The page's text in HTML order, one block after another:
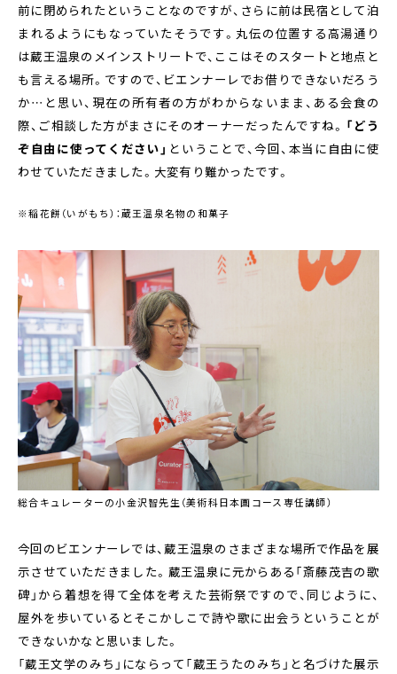
前に閉められたということなのですが、さらに前は民宿として泊
まれるようにもなっていたそうです。丸伝の位置する高湯通り
は蔵王温泉のメインストリートで、ここはそのスタートと地点と
も言える場所。ですので、ビエンナーレでお借りできないだろう
か…と思い、現在の所有者の方がわからないまま、ある会食の
際、ご相談した方がまさにそのオーナーだったんですね。 「どう
ぞ自由に使ってください」 ということで、今回、本当に自由に使
わせていただきました。大変有り難かったです。
※稲花餅（いがもち）：蔵王温泉名物の和菓子
総合キュレーターの小金沢智先生（美術科日本画コース専任講師）
今回のビエンナーレでは、蔵王温泉のさまざまな場所で作品を展
示させていただきました。蔵王温泉に元からある「斎藤茂吉の歌
碑」から着想を得て全体を考えた芸術祭ですので、同じように、
屋外を歩いているとそこかしこで詩や歌に出会うということが
できないかなと思いました。
「蔵王文学のみち」にならって「蔵王うたのみち」と名づけた展示